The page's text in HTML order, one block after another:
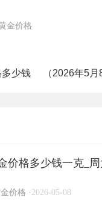
金价格
多少钱 （2026年5
价格多少钱一克_
价格 · 2026-05-08